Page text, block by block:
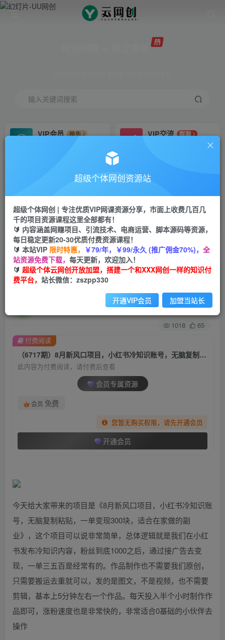
输入关键词搜索
VIP会员
抢先
VIP交流
群聊
研究探讨更多创业项目路子。
会员专属推广链接
招募站长
挂机
项目
脚本卡密
APP下载
GO
首页 创业课程 会员专属 正文
（6717期）8月新风口项目，小红书冷知识账号，
无脑复制粘贴，一单变现300块
关注 私信
1018 65
（6717期）8月新风口项目，小红书冷知识账号，无脑复制粘贴，一单变现300块
此内容为付费阅读，请付费后查看
会员专属资源
会员 免费
您暂无购买权限，请先开通会员
开通会员
付费阅读
今天给大家带来的项目是《8月新风口项目，小红书冷知识账
号，无脑复制粘贴，一单变现300块，适合在家做的副
业》，这个项目可以说非常简单，总体逻辑就是我们在小红
书发布冷知识内容，粉丝到底1000之后，通过接广告去变
现，一单三五百是经常有的。作品制作也不需要我们原创，
只需要搬运去重就可以，发的是图文，不是视频，也不需要
剪辑，基本上5分钟左右一个作品。每天投入半个小时制作作
品即可，涨粉速度也是非常快的，非常适合0基础的小伙伴去
操作
超级个体网创资源站
超级个体网创 | 专注优质VIP网课资源分享，市面上收费几百几
千的项目资源课程这里全部都有！
🔰 内容涵盖网赚项目、引流技术、电商运营、脚本源码等资源，
每日稳定更新20-30优质付费资源课程！
🔰 本站VIP 限时特惠， ￥79/年，￥99/永久 (推广佣金70%)， 全
站资源免费下载， 每天更新，欢迎加入！
🔰 超级个体云网创开放加盟，搭建一个和XXX网创一样的知识付
费平台， 站长微信：zszpp330
开通VIP会员 加盟当站长